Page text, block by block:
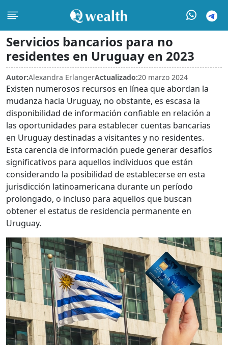
Servicios bancarios para no
residentes en Uruguay en 2023
Autor:Alexandra ErlangerActualizado:20 marzo 2024
Existen numerosos recursos en línea que abordan la
mudanza hacia Uruguay, no obstante, es escasa la
disponibilidad de información confiable en relación a
las oportunidades para establecer cuentas bancarias
en Uruguay destinadas a visitantes y no residentes.
Esta carencia de información puede generar desafíos
significativos para aquellos individuos que están
considerando la posibilidad de establecerse en esta
jurisdicción latinoamericana durante un período
prolongado, o incluso para aquellos que buscan
obtener el estatus de residencia permanente en
Uruguay.